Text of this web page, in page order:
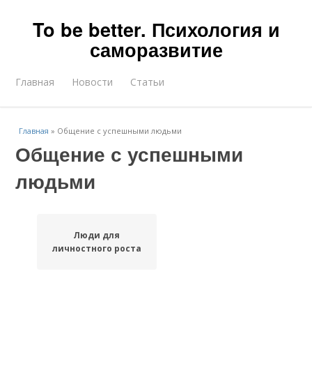
To be better. Психология и
саморазвитие
Главная Новости Статьи
Главная » Общение с успешными людьми
Общение с успешными
людьми
Люди для
личностного роста